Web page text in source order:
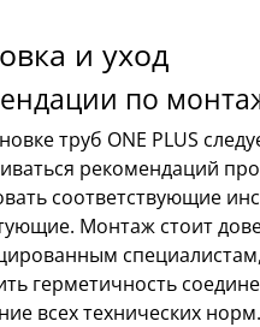
и уход
по
труб ONE PLUS
рекомендаций
соответствующие
Монтаж стоит
герметичность
всех технических норм.